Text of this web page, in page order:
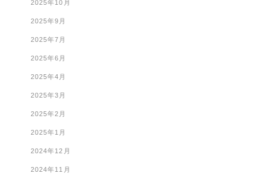
2025年10月
2025年9月
2025年7月
2025年6月
2025年4月
2025年3月
2025年2月
2025年1月
2024年12月
2024年11月